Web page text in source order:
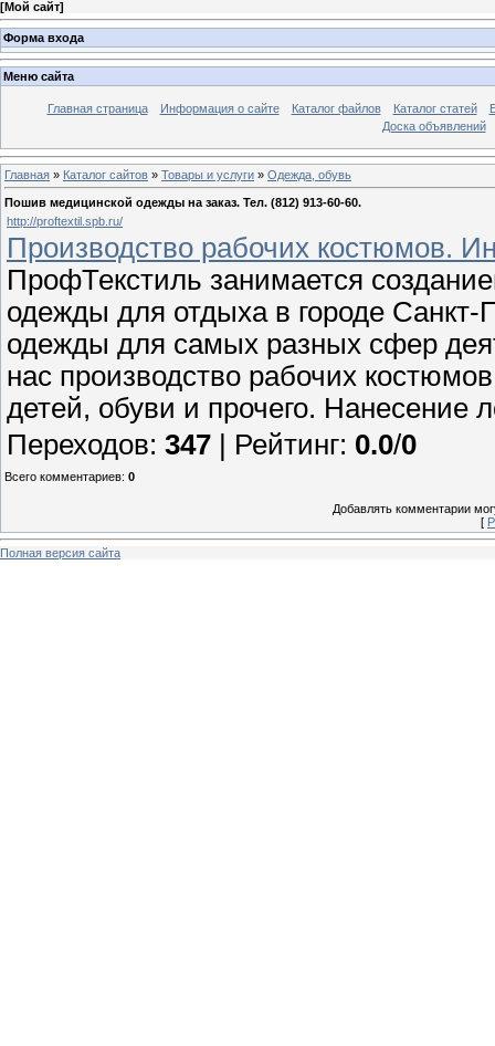
[Мой сайт]
Форма входа
Меню сайта
Главная страница Информация о сайте Каталог файлов Каталог статей
Доска объявлений
Главная » Каталог сайтов » Товары и услуги » Одежда, обувь
Пошив медицинской одежды на заказ. Тел. (812) 913-60-60.
http://proftextil.spb.ru/
Производство рабочих костюмов.
ПрофТекстиль занимается
одежды для отдыха в городе Санкт-
одежды для самых разных сфер
нас производство рабочих
детей, обуви и прочего. Нанесение
Переходов: 347 | Рейтинг: 0.0/0
Всего комментариев: 0
Добавлять комментарии
[
Полная версия сайта